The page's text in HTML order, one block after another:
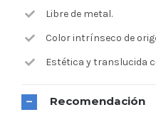
Libre de metal.
Color intrínseco de
Estética y translucida
Recomendación